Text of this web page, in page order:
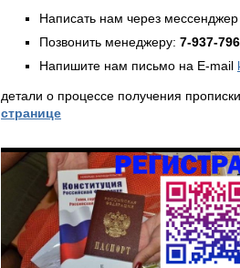
Написать нам через
Позвонить менеджеру: 7-937-
Напишите нам письмо на E-mail
детали о процессе получения
странице